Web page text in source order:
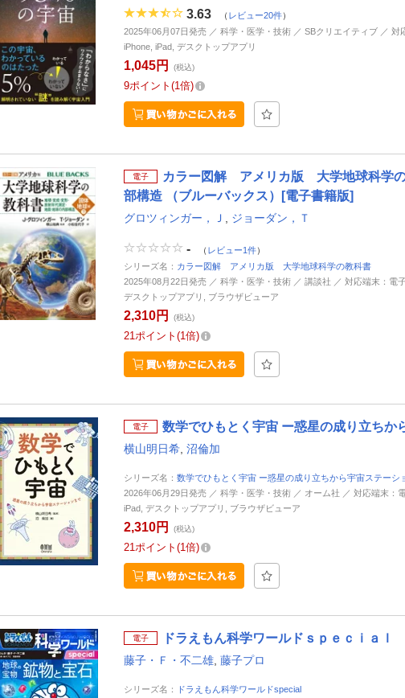
3.63 （ レビュー20件）
2025年06月07日発売 ／ 科学・医学・技術 ／ SBクリエイティブ ／ 対
iPhone, iPad, デスクトップアプリ
1,045円 (税込)
9ポイント 1倍
電子
カラー図解 アメリカ版 大学地球科学
部構造 （ブルーバックス）[電子書籍版]
グロツィンガー，Ｊ ジョーダン，Ｔ
- （ レビュー1件）
シリーズ名： カラー図解 アメリカ版 大学地球科学の教科書
2025年08月22日発売 ／ 科学・医学・技術 ／ 講談社 ／ 対応端末：電
デスクトップアプリ, ブラウザビューア
2,310円 (税込)
21 ポイント 1倍
電子 数学でひもとく宇宙 ー惑星の成り立ちか
横山明日希 沼倫加
シリーズ名： 数学でひもとく宇宙 ー惑星の成り立ちから宇宙ステーシ
2026年06月29日発売 ／ 科学・医学・技術 ／ オーム社 ／ 対応端末：
iPad, デスクトップアプリ, ブラウザビューア
2,310円 (税込)
21 ポイント 1倍
電子 ドラえもん科学ワールドｓｐｅｃｉａ
藤子・Ｆ・不二雄 藤子プロ
シリーズ名：
ドラえもん科学ワールドspecial